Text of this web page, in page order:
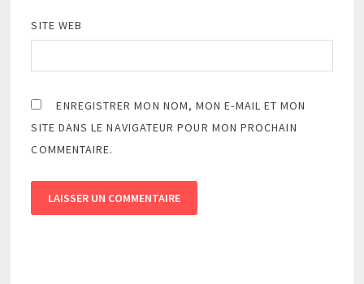
SITE WEB
ENREGISTRER MON NOM, MON E-MAIL ET MON
SITE DANS LE NAVIGATEUR POUR MON PROCHAIN
COMMENTAIRE.